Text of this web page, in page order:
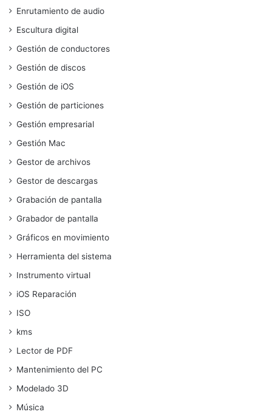
Enrutamiento de audio
Escultura digital
Gestión de conductores
Gestión de discos
Gestión de iOS
Gestión de particiones
Gestión empresarial
Gestión Mac
Gestor de archivos
Gestor de descargas
Grabación de pantalla
Grabador de pantalla
Gráficos en movimiento
Herramienta del sistema
Instrumento virtual
iOS Reparación
ISO
kms
Lector de PDF
Mantenimiento del PC
Modelado 3D
Música